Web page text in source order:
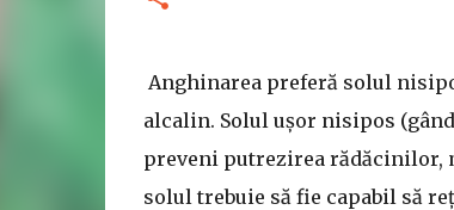
Anghinarea preferă solul
alcalin. Solul ușor nisipos
preveni putrezirea rădăcinilor,
solul trebuie să fie capabil să